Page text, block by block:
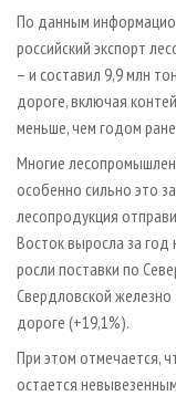
ПРОИЗВОДСТВО
ДЕРЕВЯННОЕ
ПРОИЗВОДСТВО
БИОЭНЕРГЕТИКА
ЦБП
ИНСТРУМЕНТ И
МОБИЛЬНЫЕ
ОФИЦИАЛЬНЫЕ
ПРИОРИТЕТНЫЕ
RUSSIAN
ГАЗЕТА
БИБЛИОТЕКА
РЕКЛАМА НА
По данным
российский экспорт
– и составил 9,9 млн
дороге, включая
меньше, чем годом
Многие
особенно сильно это
лесопродукция
Восток выросла за год
росли поставки по
Свердловской
дороге (+19,1%).
При этом отмечается,
остается